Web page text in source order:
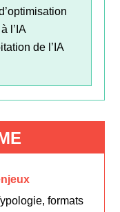
l’IA
de l’IA
formats